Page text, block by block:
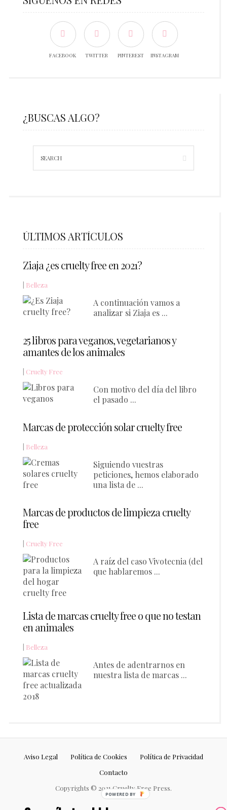
FACEBOOK TWITTER PINTEREST INSTAGRAM
¿BUSCAS ALGO?
ÚLTIMOS ARTÍCULOS
Ziaja ¿es cruelty free en 2021?
Belleza
A continuación vamos a
analizar si Ziaja es ...
25 libros para veganos, vegetarianos y
amantes de los animales
Cruelty Free
Con motivo del día del libro
el pasado ...
Marcas de protección solar cruelty free
Belleza
Siguiendo vuestras
peticiones, hemos elaborado
una lista de ...
Marcas de productos de limpieza cruelty
free
Cruelty Free
A raíz del caso Vivotecnia (del
que hablaremos ...
Lista de marcas cruelty free o que no testan
en animales
Belleza
Antes de adentrarnos en
nuestra lista de marcas ...
Aviso Legal Política de Cookies
Política de Privacidad
Contacto
Copyrights © 2021 Cruelty Free Press.